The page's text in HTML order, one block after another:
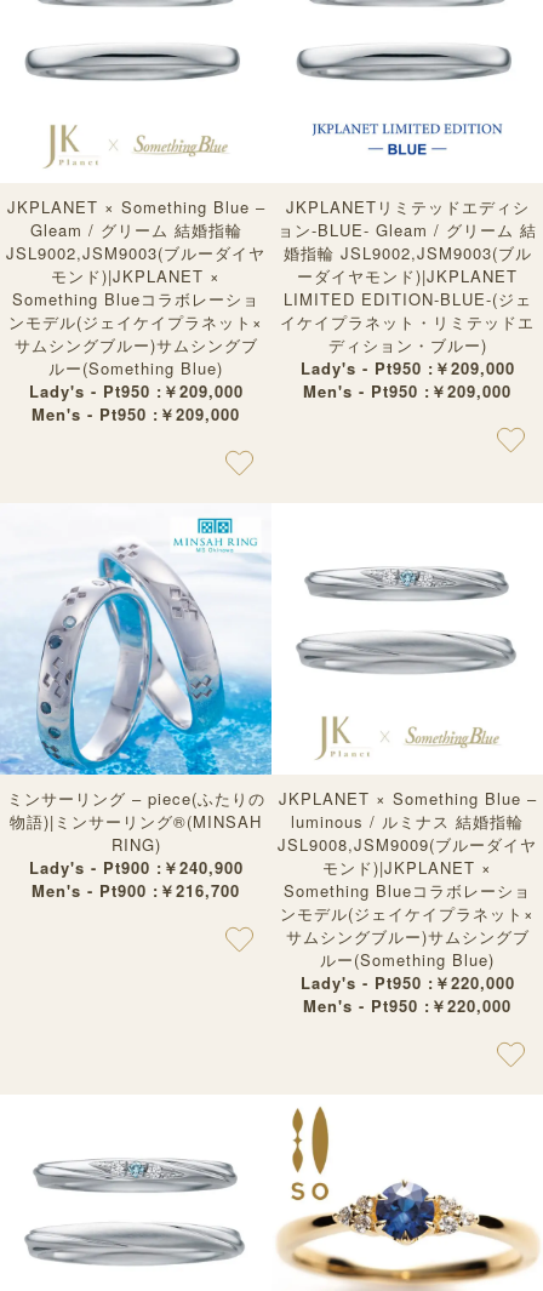
JKPLANET × Something Blue –
Gleam / グリーム 結婚指輪
JSL9002,JSM9003(ブルーダイヤ
モンド)|JKPLANET ×
Something Blueコラボレーショ
ンモデル(ジェイケイプラネット×
サムシングブルー)サムシングブ
ルー(Something Blue)
Lady's - Pt950 :￥209,000
Men's - Pt950 :￥209,000
JKPLANETリミテッドエディシ
ョン-BLUE- Gleam / グリーム 結
婚指輪 JSL9002,JSM9003(ブル
ーダイヤモンド)|JKPLANET
LIMITED EDITION-BLUE-(ジェ
イケイプラネット・リミテッドエ
ディション・ブルー)
Lady's - Pt950 :￥209,000
Men's - Pt950 :￥209,000
ミンサーリング – piece(ふたりの
物語)|ミンサーリング®︎(MINSAH
RING)
Lady's - Pt900 :￥240,900
Men's - Pt900 :￥216,700
JKPLANET × Something Blue –
luminous / ルミナス 結婚指輪
JSL9008,JSM9009(ブルーダイヤ
モンド)|JKPLANET ×
Something Blueコラボレーショ
ンモデル(ジェイケイプラネット×
サムシングブルー)サムシングブ
ルー(Something Blue)
Lady's - Pt950 :￥220,000
Men's - Pt950 :￥220,000